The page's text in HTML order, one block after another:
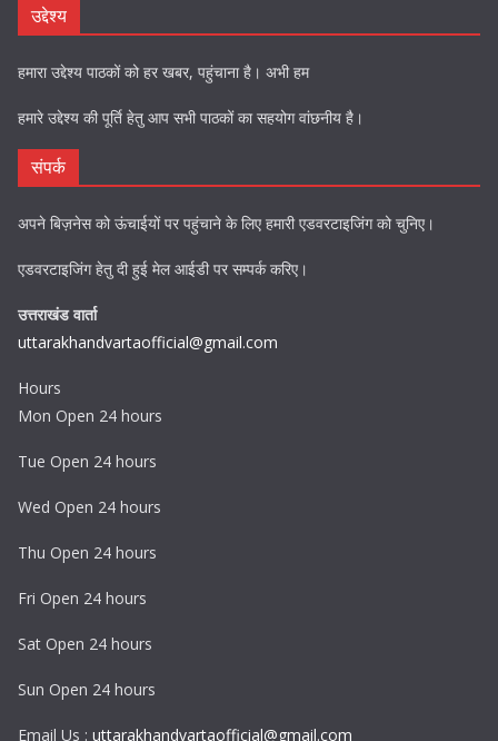
उद्देश्य
हमारा उद्देश्य पाठकों को हर खबर, पहुंचाना है। अभी हम
हमारे उद्देश्य की पूर्ति हेतु आप सभी पाठकों का सहयोग वांछनीय है।
संपर्क
अपने बिज़नेस को ऊंचाईयों पर पहुंचाने के लिए हमारी एडवरटाइजिंग को चुनिए।
एडवरटाइजिंग हेतु दी हुई मेल आईडी पर सम्पर्क करिए।
उत्तराखंड वार्ता
uttarakhandvartaofficial@gmail.com
Hours
Mon Open 24 hours
Tue Open 24 hours
Wed Open 24 hours
Thu Open 24 hours
Fri Open 24 hours
Sat Open 24 hours
Sun Open 24 hours
Email Us : uttarakhandvartaofficial@gmail.com